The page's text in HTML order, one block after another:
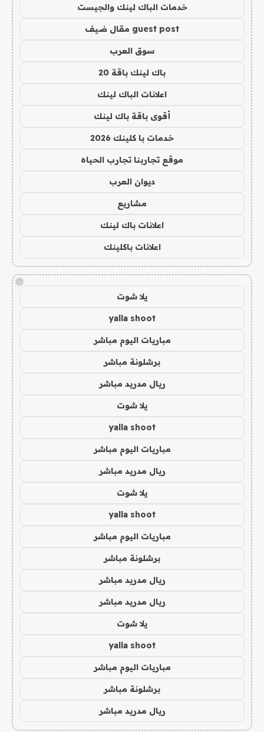
خدمات الباك لينك والجيست
guest post مقال ضيف
سوق العرب
باك لينك باقة 20
اعلانات الباك لينك
أقوى باقة باك لينك
خدمات با كلينك 2026
موقع تجاربنا تجارب الحياه
ديوان العرب
مشاريع
اعلانات باك لينك
اعلانات باكلينك
!
يلا شوت
yalla shoot
مباريات اليوم مباشر
برشلونة مباشر
ريال مدريد مباشر
يلا شوت
yalla shoot
مباريات اليوم مباشر
ريال مدريد مباشر
يلا شوت
yalla shoot
مباريات اليوم مباشر
برشلونة مباشر
ريال مدريد مباشر
ريال مدريد مباشر
يلا شوت
yalla shoot
مباريات اليوم مباشر
برشلونة مباشر
ريال مدريد مباشر